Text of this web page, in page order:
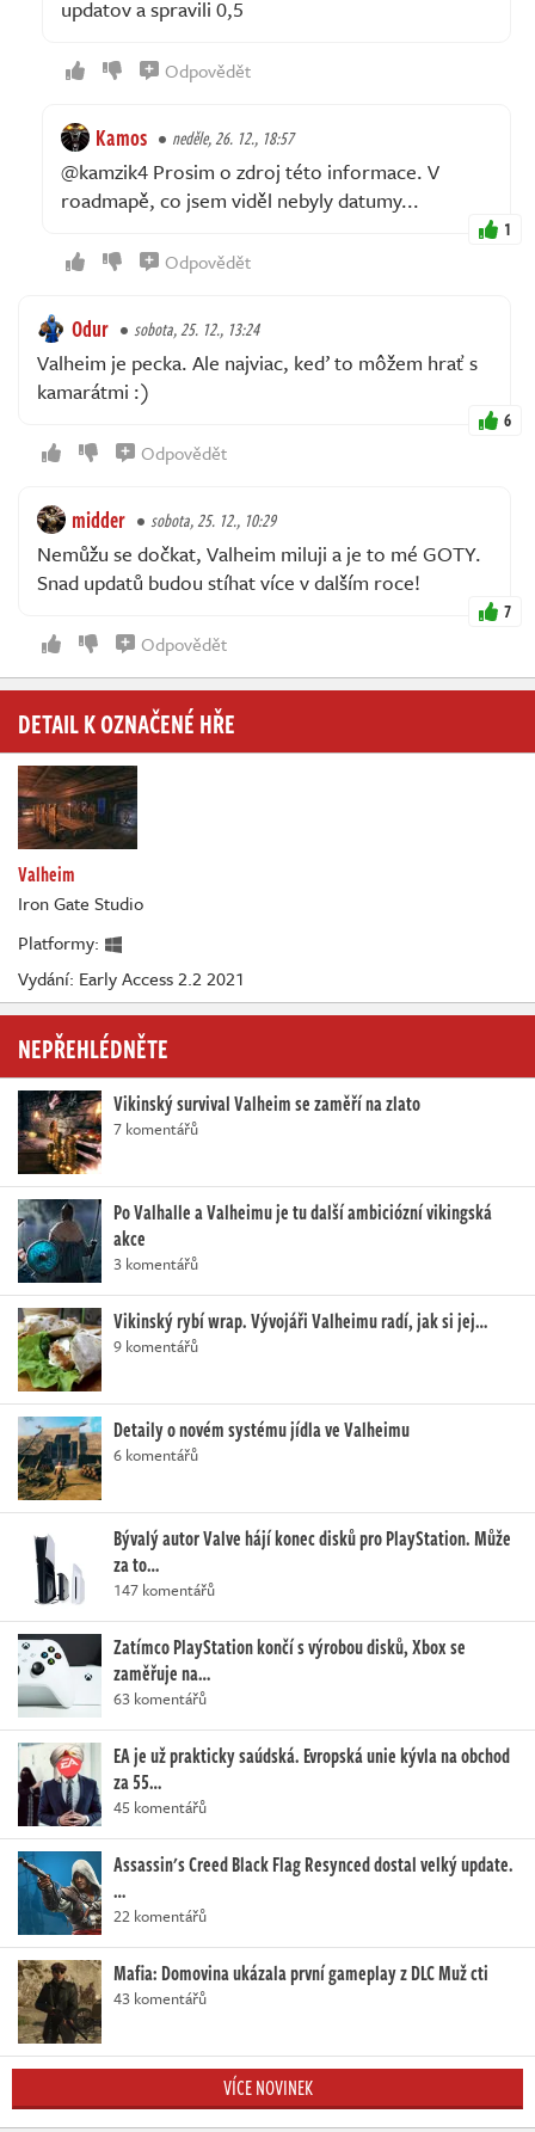
updatov a spravili 0,5
Odpovědět
Kamos neděle, 26. 12., 18:57
@kamzik4 Prosim o zdroj této informace. V
roadmapě, co jsem viděl nebyly datumy...
1
Odpovědět
Odur sobota, 25. 12., 13:24
Valheim je pecka. Ale najviac, keď to môžem hrať s
kamarátmi :)
6
Odpovědět
midder sobota, 25. 12., 10:29
Nemůžu se dočkat, Valheim miluji a je to mé GOTY.
Snad updatů budou stíhat více v dalším roce!
7
Odpovědět
DETAIL K OZNAČENÉ HŘE
Valheim
Iron Gate Studio
Platformy:
Vydání: Early Access 2.2 2021
NEPŘEHLÉDNĚTE
Vikinský survival Valheim se zaměří na zlato
7 komentářů
Po Valhalle a Valheimu je tu další ambiciózní vikingská
akce
3 komentářů
Vikinský rybí wrap. Vývojáři Valheimu radí, jak si jej…
9 komentářů
Detaily o novém systému jídla ve Valheimu
6 komentářů
Bývalý autor Valve hájí konec disků pro PlayStation. Může
za to…
147 komentářů
Zatímco PlayStation končí s výrobou disků, Xbox se
zaměřuje na…
63 komentářů
EA je už prakticky saúdská. Evropská unie kývla na obchod
za 55…
45 komentářů
Assassin's Creed Black Flag Resynced dostal velký update.
…
22 komentářů
Mafia: Domovina ukázala první gameplay z DLC Muž cti
43 komentářů
VÍCE NOVINEK